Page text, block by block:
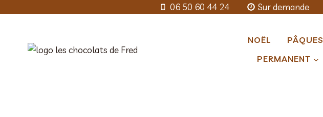
06 50 60 44 24 Sur demande
NOËL PÂQUES
PERMANENT